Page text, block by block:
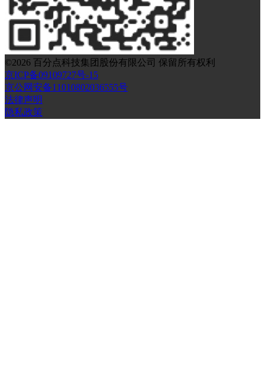
©2026 百分点科技集团股份有限公司 保留所有权利
京ICP备09109727号-15
京公网安备11010802036555号
法律声明
隐私政策